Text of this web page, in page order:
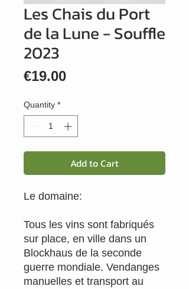
Les Chais du Port
de la Lune - Souffle
2023
€19.00Price
Quantity *
Add to Cart
Le domaine:
Tous les vins sont fabriqués
sur place, en ville dans un
Blockhaus de la seconde
guerre mondiale. Vendanges
manuelles et transport au